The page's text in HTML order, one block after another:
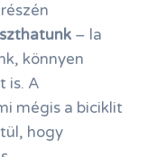
– la
könnyen
is. A
mégis a biciklit
hogy